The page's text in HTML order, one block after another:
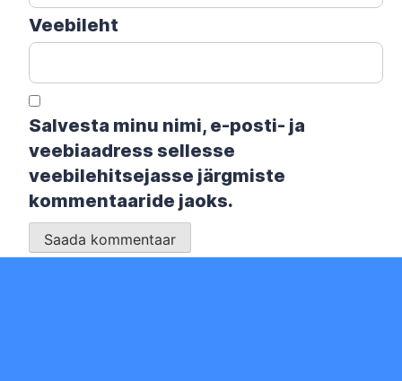
Veebileht
Salvesta minu nimi, e-posti- ja
veebiaadress sellesse
veebilehitsejasse järgmiste
kommentaaride jaoks.